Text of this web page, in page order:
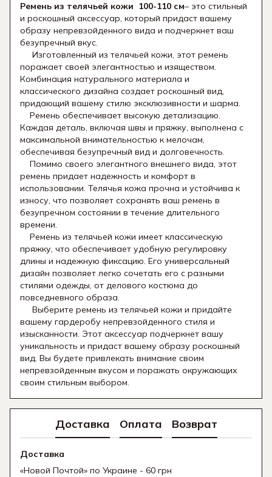
Ремень из телячьей кожи 100-110 см– это стильный
и роскошный аксессуар, который придаст вашему
образу непревзойденного вида и подчеркнет ваш
безупречный вкус.
Изготовленный из телячьей кожи, этот ремень
поражает своей элегантностью и изяществом.
Комбинация натурального материала и
классического дизайна создает роскошный вид,
придающий вашему стилю эксклюзивности и шарма.
Ремень обеспечивает высокую детализацию.
Каждая деталь, включая швы и пряжку, выполнена с
максимальной внимательностью к мелочам,
обеспечивая безупречный вид и долговечность.
Помимо своего элегантного внешнего вида, этот
ремень придает надежность и комфорт в
использовании. Телячья кожа прочна и устойчива к
износу, что позволяет сохранять ваш ремень в
безупречном состоянии в течение длительного
времени.
Ремень из телячьей кожи имеет классическую
пряжку, что обеспечивает удобную регулировку
длины и надежную фиксацию. Его универсальный
дизайн позволяет легко сочетать его с разными
стилями одежды, от делового костюма до
повседневного образа.
Выберите ремень из телячьей кожи и придайте
вашему гардеробу непревзойденного стиля и
изысканности. Этот аксессуар подчеркнет вашу
уникальность и придаст вашему образу роскошный
вид. Вы будете привлекать внимание своим
непревзойденным вкусом и поражать окружающих
своим стильным выбором.
Доставка Оплата Возврат
Доставка
«Новой Почтой» по Украине - 60 грн